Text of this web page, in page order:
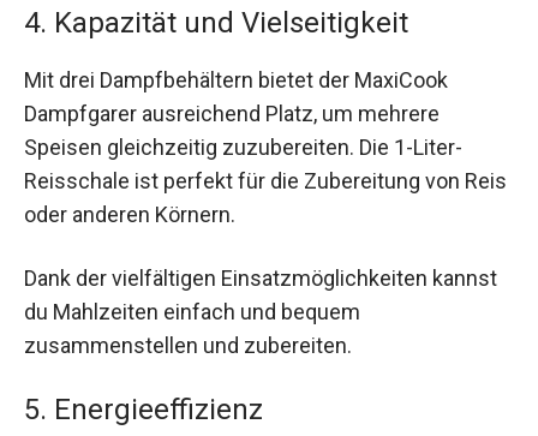
4. Kapazität und Vielseitigkeit
Mit drei Dampfbehältern bietet der MaxiCook
Dampfgarer ausreichend Platz, um mehrere
Speisen gleichzeitig zuzubereiten. Die 1-Liter-
Reisschale ist perfekt für die Zubereitung von Reis
oder anderen Körnern.
Dank der vielfältigen Einsatzmöglichkeiten kannst
du Mahlzeiten einfach und bequem
zusammenstellen und zubereiten.
5. Energieeffizienz